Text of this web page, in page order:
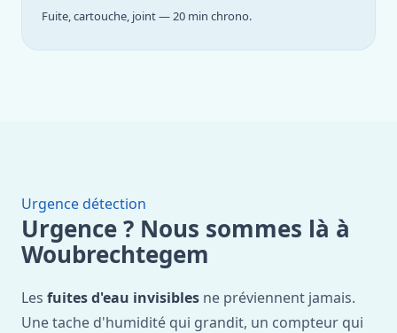
Fuite, cartouche, joint — 20 min chrono.
Urgence détection
Urgence ? Nous sommes là à
Woubrechtegem
Les fuites d'eau invisibles ne préviennent jamais.
Une tache d'humidité qui grandit, un compteur qui